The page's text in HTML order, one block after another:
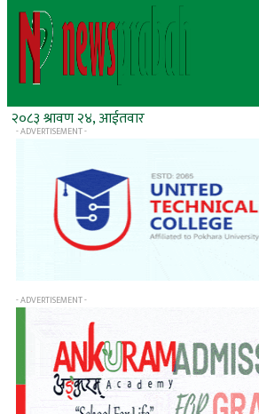
२०८३ श्रावण २४, आईतवार
- ADVERTISEMENT -
- ADVERTISEMENT -